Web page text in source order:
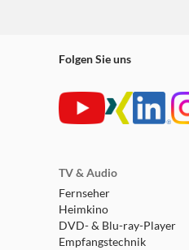
Folgen Sie uns
TV & Audio
Fernseher
Heimkino
DVD- & Blu-ray-Player
Empfangstechnik